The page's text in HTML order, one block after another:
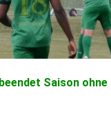
Saison ohne